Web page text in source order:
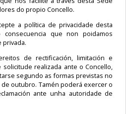
do propio Concello.
a política de privacidade desta
consecuencia que non poidamos
privada.
de rectificación, limitación e
realizada ante o Concello,
segundo as formas previstas no
de outubro. Tamén poderá exercer o
ante unha autoridade de